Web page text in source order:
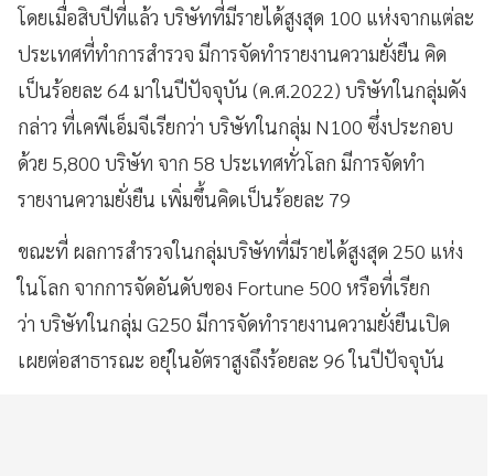
โดยเมื่อสิบปีที่แล้ว บริษัทที่มีรายได้สูงสุด 100 แห่งจากแต่ละ
ประเทศที่ทำการสำรวจ มีการจัดทำรายงานความยั่งยืน คิด
เป็นร้อยละ 64 มาในปีปัจจุบัน (ค.ศ.2022) บริษัทในกลุ่มดัง
กล่าว ที่เคพีเอ็มจีเรียกว่า บริษัทในกลุ่ม N100 ซึ่งประกอบ
ด้วย 5,800 บริษัท จาก 58 ประเทศทั่วโลก มีการจัดทำ
รายงานความยั่งยืน เพิ่มขึ้นคิดเป็นร้อยละ 79
ขณะที่ ผลการสำรวจในกลุ่มบริษัทที่มีรายได้สูงสุด 250 แห่ง
ในโลก จากการจัดอันดับของ Fortune 500 หรือที่เรียก
ว่า บริษัทในกลุ่ม G250 มีการจัดทำรายงานความยั่งยืนเปิด
เผยต่อสาธารณะ อยุ๋ในอัตราสูงถึงร้อยละ 96 ในปีปัจจุบัน